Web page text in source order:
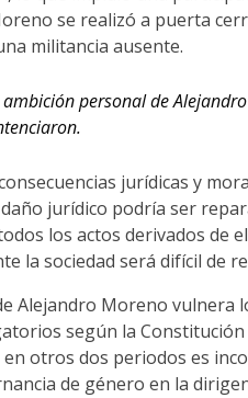
se realizó a puerta
militancia ausente.
personal de
jurídicas y
jurídico podría ser
los actos derivados de
la sociedad será difícil de
Alejandro Moreno vulnera
según la
otros dos periodos es
de género en la